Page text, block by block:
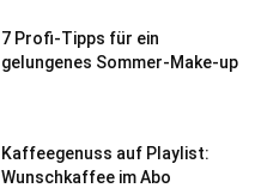
7 Profi-Tipps für ein
gelungenes Sommer-Make-up
Kaffeegenuss auf Playlist:
Wunschkaffee im Abo